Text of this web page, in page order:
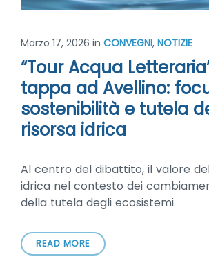
Marzo 17, 2026 in CONVEGNI, NOTIZIE
“Tour Acqua
tappa ad Avellino:
sostenibilità e tutela
risorsa idrica
Al centro del dibattito, il valore
idrica nel contesto dei
della tutela degli ecosistemi
READ MORE